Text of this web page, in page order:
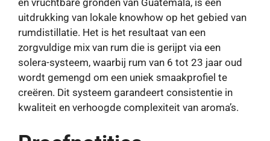
en vruchtbare gronden van Guatemala, is een
uitdrukking van lokale knowhow op het gebied van
rumdistillatie. Het is het resultaat van een
zorgvuldige mix van rum die is gerijpt via een
solera-systeem, waarbij rum van 6 tot 23 jaar oud
wordt gemengd om een ​​uniek smaakprofiel te
creëren. Dit systeem garandeert consistentie in
kwaliteit en verhoogde complexiteit van aroma’s.